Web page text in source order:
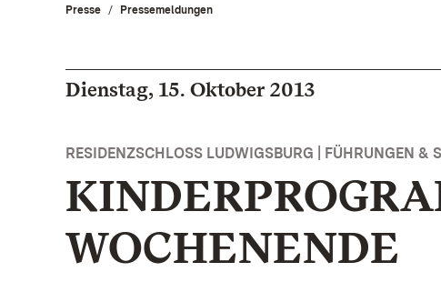
Presse Pressemeldungen
Dienstag, 15. Oktober 2013
RESIDENZSCHLOSS LUDWIGSBURG | FÜHRUNGEN &
WOCHENENDE